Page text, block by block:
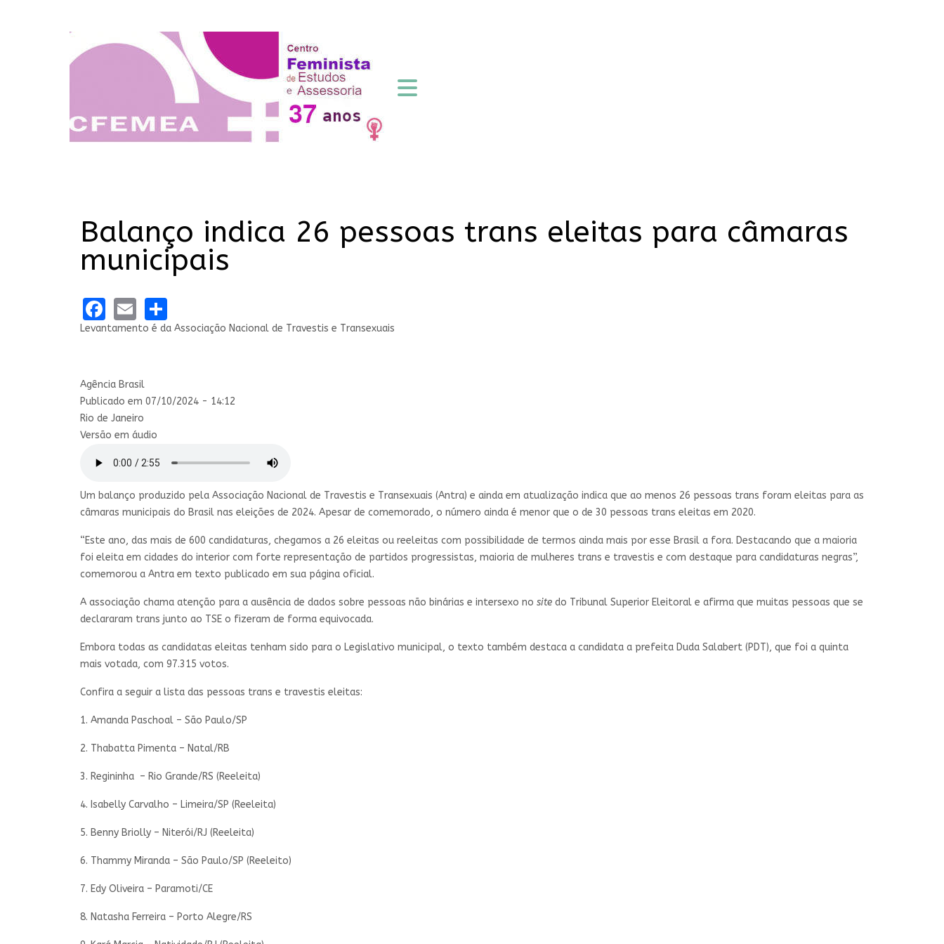
Balanço indica 26 pessoas trans eleitas para câmaras
municipais
Facebook
Email
Levantamento é da Associação Nacional de Travestis e Transexuais
Agência Brasil
Publicado em 07/10/2024 - 14:12
Rio de Janeiro
Versão em áudio
Um balanço produzido pela Associação Nacional de Travestis e Transexuais (Antra) e ainda em atualização indica que ao menos 26 pessoas trans foram eleitas para as
câmaras municipais do Brasil nas eleições de 2024. Apesar de comemorado, o número ainda é menor que o de 30 pessoas trans eleitas em 2020.
“Este ano, das mais de 600 candidaturas, chegamos a 26 eleitas ou reeleitas com possibilidade de termos ainda mais por esse Brasil a fora. Destacando que a maioria
foi eleita em cidades do interior com forte representação de partidos progressistas, maioria de mulheres trans e travestis e com destaque para candidaturas negras”,
comemorou a Antra em texto publicado em sua página oficial.
A associação chama atenção para a ausência de dados sobre pessoas não binárias e intersexo no site do Tribunal Superior Eleitoral e afirma que muitas pessoas que se
declararam trans junto ao TSE o fizeram de forma equivocada.
Embora todas as candidatas eleitas tenham sido para o Legislativo municipal, o texto também destaca a candidata a prefeita Duda Salabert (PDT), que foi a quinta
mais votada, com 97.315 votos.
Confira a seguir a lista das pessoas trans e travestis eleitas:
1. Amanda Paschoal – São Paulo/SP
2. Thabatta Pimenta – Natal/RB
3. Regininha – Rio Grande/RS (Reeleita)
4. Isabelly Carvalho – Limeira/SP (Reeleita)
5. Benny Briolly – Niterói/RJ (Reeleita)
6. Thammy Miranda – São Paulo/SP (Reeleito)
7. Edy Oliveira – Paramoti/CE
8. Natasha Ferreira – Porto Alegre/RS